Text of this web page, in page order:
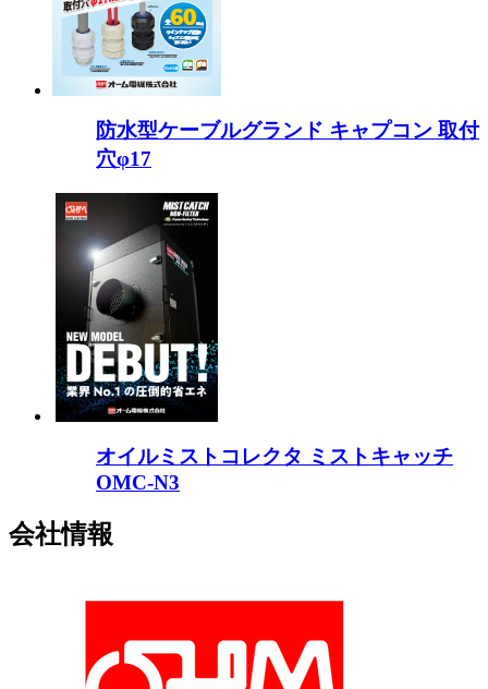
防水型ケーブルグランド キャプコン 取付
穴φ17
オイルミストコレクタ ミストキャッチ
OMC-N3
会社情報